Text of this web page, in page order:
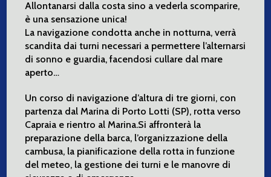
Allontanarsi dalla costa sino a vederla scomparire,
è una sensazione unica!
La navigazione condotta anche in notturna, verrà
scandita dai turni necessari a permettere l’alternarsi
di sonno e guardia, facendosi cullare dal mare
aperto…
Un corso di navigazione d’altura di tre giorni, con
partenza dal Marina di Porto Lotti (SP), rotta verso
Capraia e rientro al Marina.Si affronterà la
preparazione della barca, l’organizzazione della
cambusa, la pianificazione della rotta in funzione
del meteo, la gestione dei turni e le manovre di